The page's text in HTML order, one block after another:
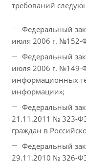
требований
Федеральный
июля 2006 г. №152-
Федеральный
июля 2006 г.
информационных
информации»;
Федеральный
21.11.2011 № 323-
граждан в
Федеральный
29.11.2010 № 326-